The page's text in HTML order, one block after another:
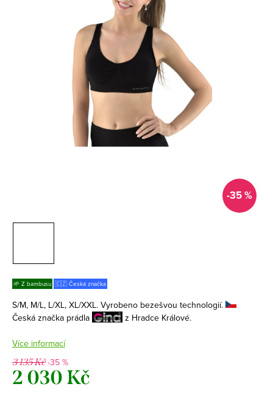
-35 %
🌱 Z bambusu 🇨🇿 Česká značka
S/M, M/L, L/XL, XL/XXL. Vyrobeno bezešvou technologií.
Česká značka prádla
z Hradce Králové.
Více informací
3 135 Kč-35 %
2 030 Kč